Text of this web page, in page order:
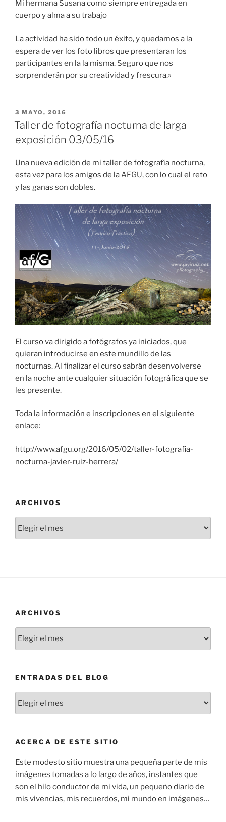
Mi hermana Susana como siempre entregada en
cuerpo y alma a su trabajo
La actividad ha sido todo un éxito, y quedamos a la
espera de ver los foto libros que presentaran los
participantes en la la misma. Seguro que nos
sorprenderán por su creatividad y frescura.»
PUBLICADO
EL
3 MAYO, 2016
Taller de fotografía nocturna de larga
exposición 03/05/16
Una nueva edición de mi taller de fotografía nocturna,
esta vez para los amigos de la AFGU, con lo cual el reto
y las ganas son dobles.
El curso va dirigido a fotógrafos ya iniciados, que
quieran introducirse en este mundillo de las
nocturnas. Al finalizar el curso sabrán desenvolverse
en la noche ante cualquier situación fotográfica que se
les presente.
Toda la información e inscripciones en el siguiente
enlace:
http://www.afgu.org/2016/05/02/taller-fotografia-
nocturna-javier-ruiz-herrera/
ARCHIVOS
ARCHIVOS
ENTRADAS DEL BLOG
ACERCA DE ESTE SITIO
Este modesto sitio muestra una pequeña parte de mis
imágenes tomadas a lo largo de años, instantes que
son el hilo conductor de mi vida, un pequeño diario de
mis vivencias, mis recuerdos, mi mundo en imágenes…